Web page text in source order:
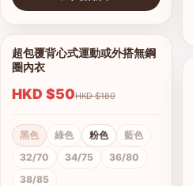
1/4
查看圖片
超包覆背心式運動或外搭無鋼
圈內衣
HKD $50 HKD $180
黑色 綠色 粉色
藍色
32/70
34/75
36/80
38/85